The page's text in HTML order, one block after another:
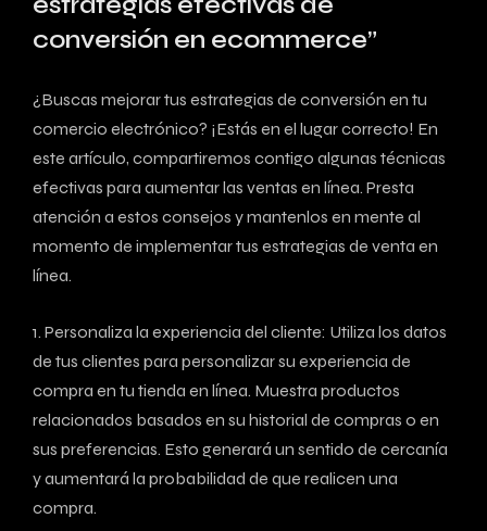
conversión ​en ecommerce”
¿Buscas mejorar tus‌ estrategias de conversión en tu
⁣comercio electrónico? ¡Estás en el lugar correcto! En
este artículo,‍ compartiremos contigo algunas ‍técnicas
efectivas para⁤ aumentar las ventas en línea. Presta
atención a estos consejos‌ y mantenlos en mente al
momento de implementar tus estrategias de venta en
línea.
1. Personaliza la experiencia del cliente: ⁤Utiliza los datos
de tus clientes para personalizar⁤ su experiencia⁢ de
compra en ⁣tu tienda en línea. Muestra productos
relacionados basados ⁢en su historial de compras o en
sus preferencias. Esto generará un sentido ‌de cercanía
y aumentará la probabilidad de que realicen una
compra.